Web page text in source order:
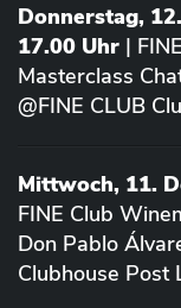
Donnerstag,
17.00 Uhr |
Masterclass
@FINE CLUB
Mittwoch, 11.
FINE Club
Don Pablo
Clubhouse Post